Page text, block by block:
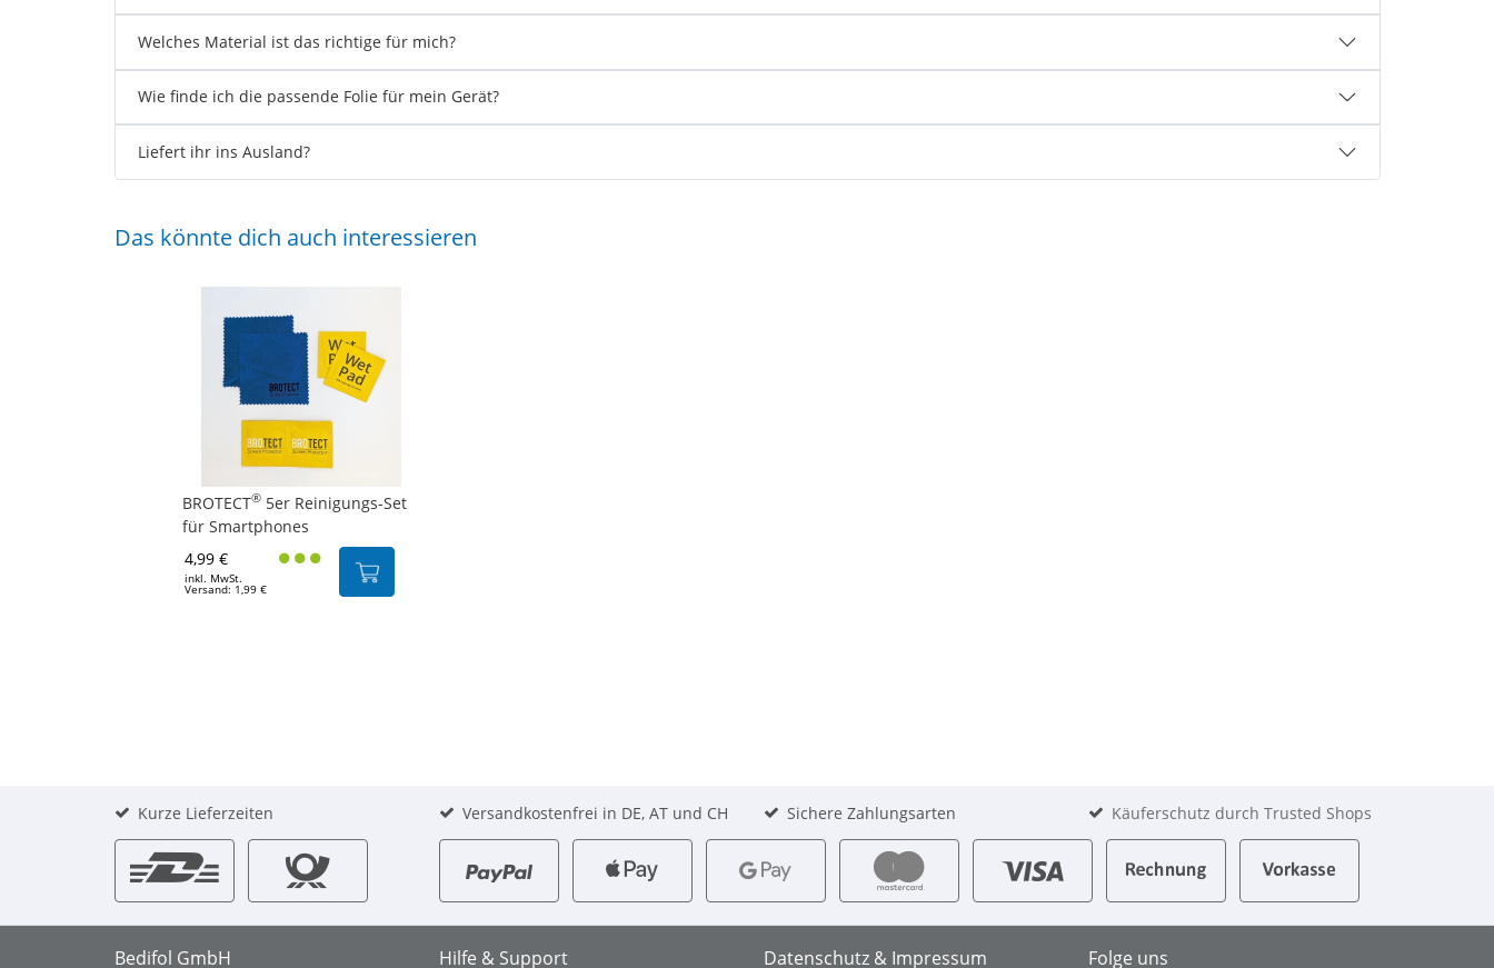
Welches Material ist das richtige für mich?
Wie finde ich die passende Folie für mein Gerät?
Liefert ihr ins Ausland?
Das könnte dich auch interessieren
BROTECT®5er Reinigungs-Set
für Smartphones
4,99 €
inkl. MwSt.
Versand: 1,99 €
Kurze Lieferzeiten Versandkostenfrei in DE, AT und CH Sichere Zahlungsarten Käuferschutz durch Trusted Shops
Bedifol GmbH Hilfe & Support Datenschutz & Impressum Folge uns